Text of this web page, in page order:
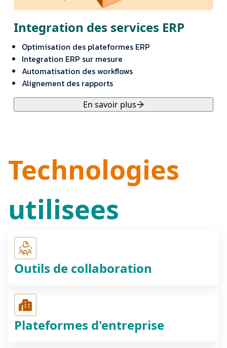
Integration des services ERP
Optimisation des plateformes ERP
Integration ERP sur mesure
Automatisation des workflows
Alignement des rapports
En savoir plus
Technologies
utilisees
Outils de collaboration
Plateformes d'entreprise